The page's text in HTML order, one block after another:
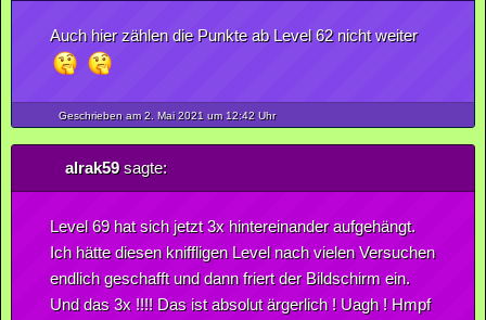
Auch hier zählen die Punkte ab Level 62 nicht weiter
Geschrieben am 2. Mai2021 um 12:42 Uhr
alrak59sagte:
Level 69 hat sich jetzt 3x hintereinander aufgehängt.
Ich hätte diesen kniffligen Level nach vielen Versuchen
endlich geschafft und dann friert der Bildschirm ein.
Und das 3x !!!! Das ist absolut ärgerlich ! Uagh ! Hmpf